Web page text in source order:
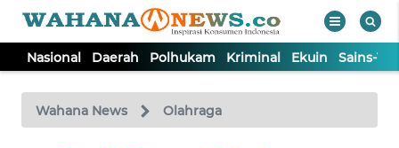
Nasional Daerah Polhukam Kriminal Ekuin Sains-
Wahana News Olahraga
TV
Tutup